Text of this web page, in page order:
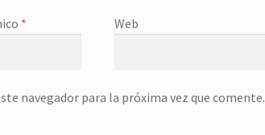
* Web
navegador para la próxima vez que comente.